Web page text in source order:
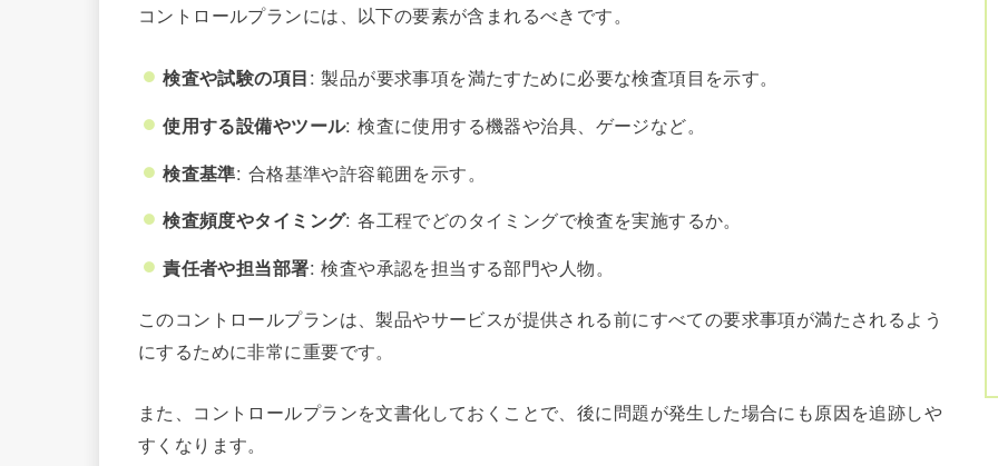
コントロールプランには、以下の要素が含まれるべきです。
検査や試験の項目: 製品が要求事項を満たすために必要な検査項目を示す。
使用する設備やツール: 検査に使用する機器や治具、ゲージなど。
検査基準: 合格基準や許容範囲を示す。
検査頻度やタイミング: 各工程でどのタイミングで検査を実施するか。
責任者や担当部署: 検査や承認を担当する部門や人物。
このコントロールプランは、製品やサービスが提供される前にすべての要求事項が満たされるよう
にするために非常に重要です。
また、コントロールプランを文書化しておくことで、後に問題が発生した場合にも原因を追跡しや
すくなります。